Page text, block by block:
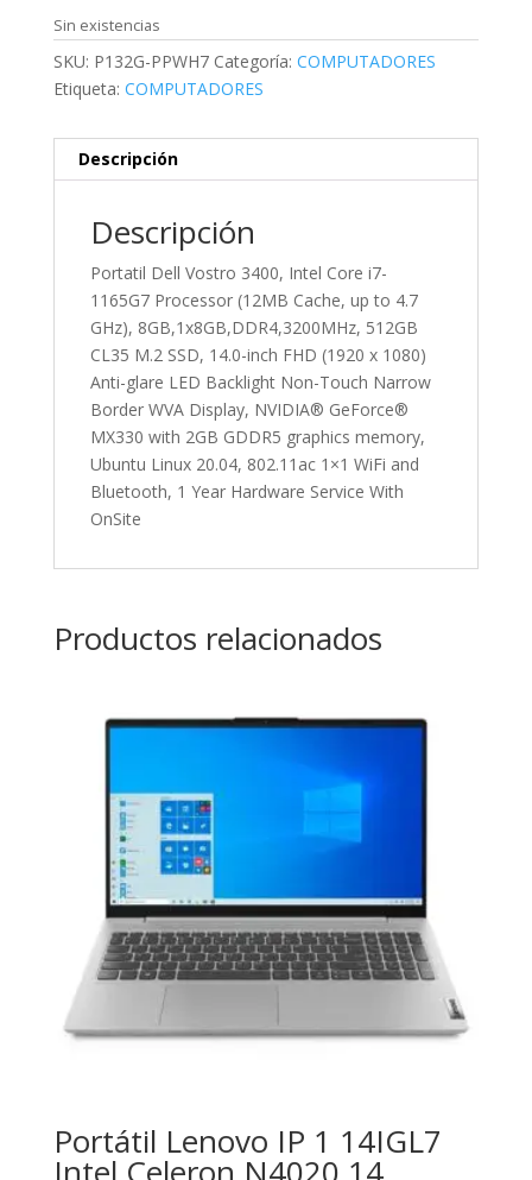
Sin existencias
SKU: P132G-PPWH7 Categoría: COMPUTADORES
Etiqueta: COMPUTADORES
Descripción
Descripción
Portatil Dell Vostro 3400, Intel Core i7-
1165G7 Processor (12MB Cache, up to 4.7
GHz), 8GB,1x8GB,DDR4,3200MHz, 512GB
CL35 M.2 SSD, 14.0-inch FHD (1920 x 1080)
Anti-glare LED Backlight Non-Touch Narrow
Border WVA Display, NVIDIA® GeForce®
MX330 with 2GB GDDR5 graphics memory,
Ubuntu Linux 20.04, 802.11ac 1×1 WiFi and
Bluetooth, 1 Year Hardware Service With
OnSite
Productos relacionados
Portátil Lenovo IP 1 14IGL7
Intel Celeron N4020 14